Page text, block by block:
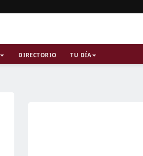
DIRECTORIO TU DÍA